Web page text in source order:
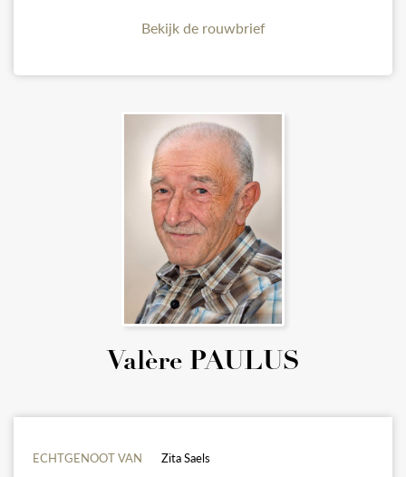
Bekijk de rouwbrief
Valère PAULUS
ECHTGENOOT VAN Zita Saels